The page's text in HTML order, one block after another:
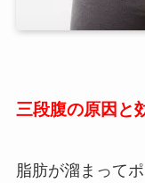
三段腹の原因と
脂肪が溜まって